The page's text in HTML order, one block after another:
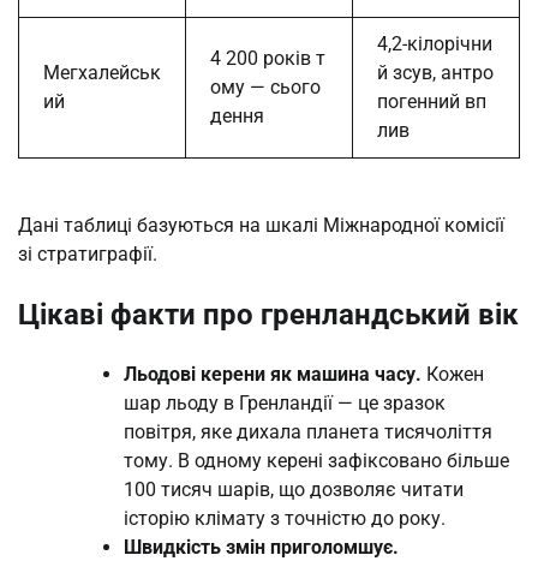
Мегхалейськ
ий
4 200 років т
ому — сього
дення
4,2-кілорічни
й зсув, антро
погенний вп
лив
Дані таблиці базуються на шкалі Міжнародної комісії
зі стратиграфії.
Цікаві факти про гренландський вік
Льодові керени як машина часу. Кожен
шар льоду в Гренландії — це зразок
повітря, яке дихала планета тисячоліття
тому. В одному керені зафіксовано більше
100 тисяч шарів, що дозволяє читати
історію клімату з точністю до року.
Швидкість змін приголомшує.